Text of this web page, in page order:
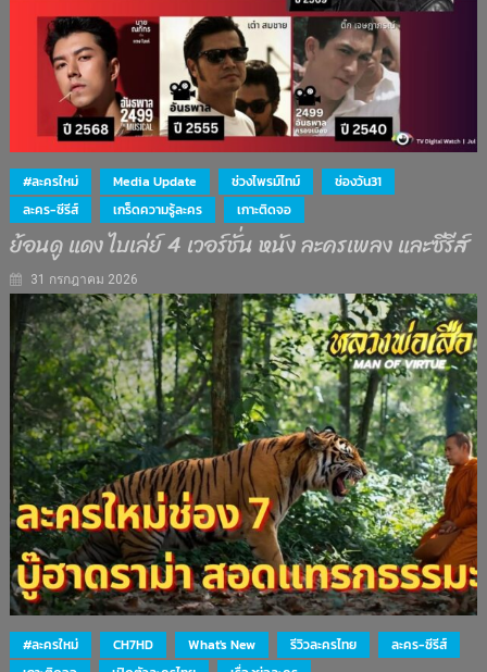
#ละครใหม่ Media Update ช่วงไพรม์ไทม์
ช่องวัน31
ละคร-ซีรีส์
เกร็ดความรู้ละคร เกาะติดจอ
ย้อนดู แดง ไบเล่ย์ 4 เวอร์ชั่น หนัง ละครเพลง และซีรีส์
31 กรกฎาคม 2026
#ละครใหม่ CH7HD What's New รีวิวละครไทย
ละคร-ซีรีส์